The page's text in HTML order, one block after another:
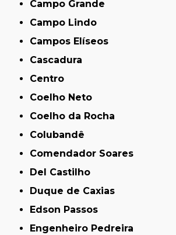
Campo Grande
Campo Lindo
Campos Elíseos
Cascadura
Centro
Coelho Neto
Coelho da Rocha
Colubandê
Comendador Soares
Del Castilho
Duque de Caxias
Edson Passos
Engenheiro Pedreira